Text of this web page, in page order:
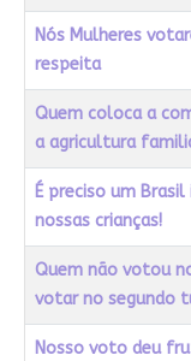
Nós Mulheres
respeita
Quem coloca a
a agricultura
É preciso um
nossas crianças!
Quem não votou
votar no segundo
Nosso voto deu